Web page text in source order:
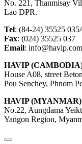
No. 221, Thanmisay
Lao DPR.
Tel: (84-24) 35525
Fax: (024) 35525 037
Email:
HAVIP
House A08, street
Pou Senchey, Phnom
HAVIP
No.22, Aungdama
Yangon Region,